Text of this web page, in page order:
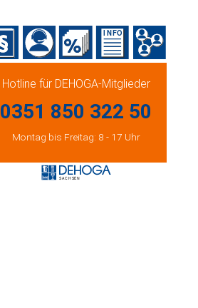
Hotline für DEHOGA-Mitglieder
0351 850 322 50
Montag bis Freitag: 8 - 17 Uhr